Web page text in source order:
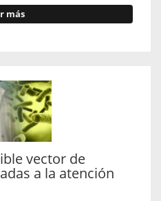
más
vector de
a la atención